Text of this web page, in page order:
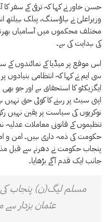
حسن خاور نے کہا کہ ترقی کے سفر کا
وزیراعلیٰ نے ہاؤسنگ، پبلک ہیلتھ
مختلف محکموں میں آسامیاں بھرنے
کی ہدایت کی ہے۔
اس موقع پر میڈیا کے نمائندوں کے
سی ایم نے کہا کہ انتظامی بنیادوں
ایگزیکٹو کا استحقاق ہے اور جو بھی
اپنی سیٹ پر رہنے کا کوئی حق نہیں
نوکریوں کی سیاست پر یقین نہیں
تنظیموں کے قانونی معاملات عدلیہ
حکومت کی ذمہ داری ہیں۔ امن و
پنجاب حکومت نے دھرنے سے قبل
جانب ایک قدم آگے بڑھایا۔
مسلم لیگ(ن) پنجاب کی
عثمان بزدار